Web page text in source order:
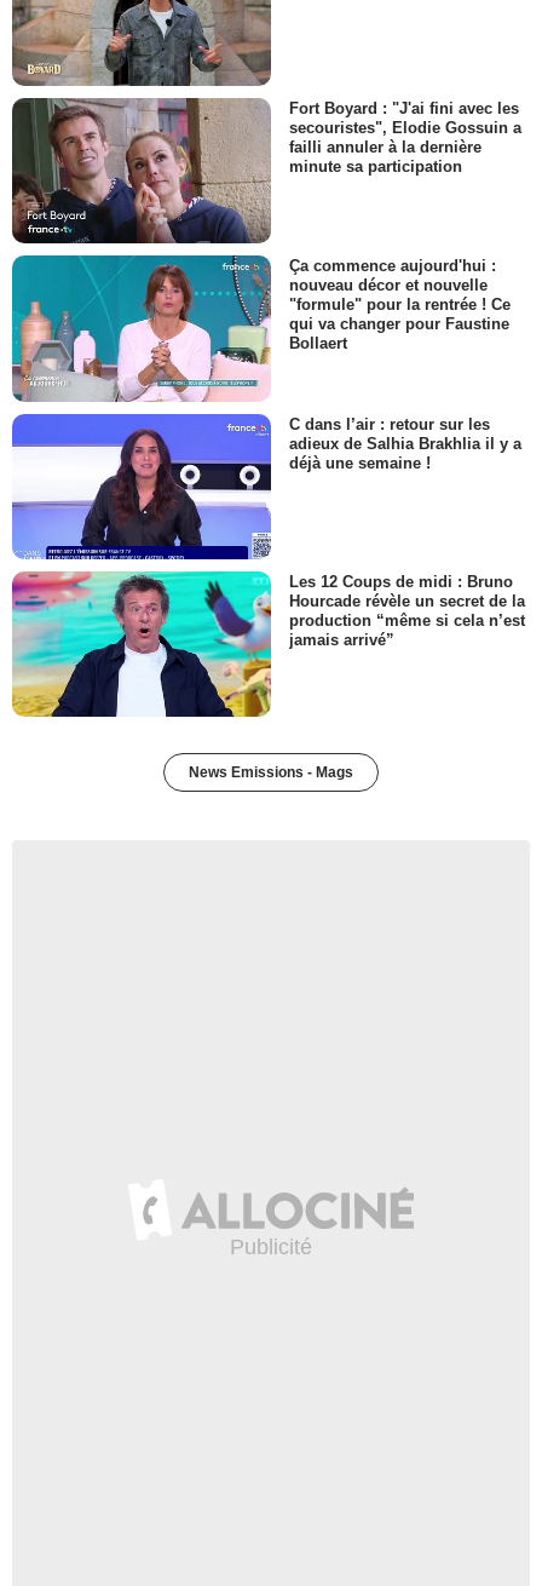
Fort Boyard : "J'ai fini avec les
secouristes", Elodie Gossuin a
failli annuler à la dernière
minute sa participation
Ça commence aujourd'hui :
nouveau décor et nouvelle
"formule" pour la rentrée ! Ce
qui va changer pour Faustine
Bollaert
C dans l’air : retour sur les
adieux de Salhia Brakhlia il y a
déjà une semaine !
Les 12 Coups de midi : Bruno
Hourcade révèle un secret de la
production “même si cela n’est
jamais arrivé”
News Emissions - Mags